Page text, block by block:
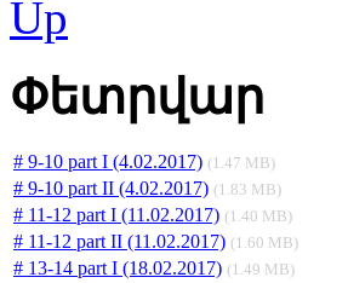
Փետրվար
# 9-10 part I (4.02.2017) (1.47 MB)
# 9-10 part II (4.02.2017) (1.83 MB)
# 11-12 part I (11.02.2017) (1.40 MB)
# 11-12 part II (11.02.2017) (1.60 MB)
# 13-14 part I (18.02.2017) (1.49 MB)